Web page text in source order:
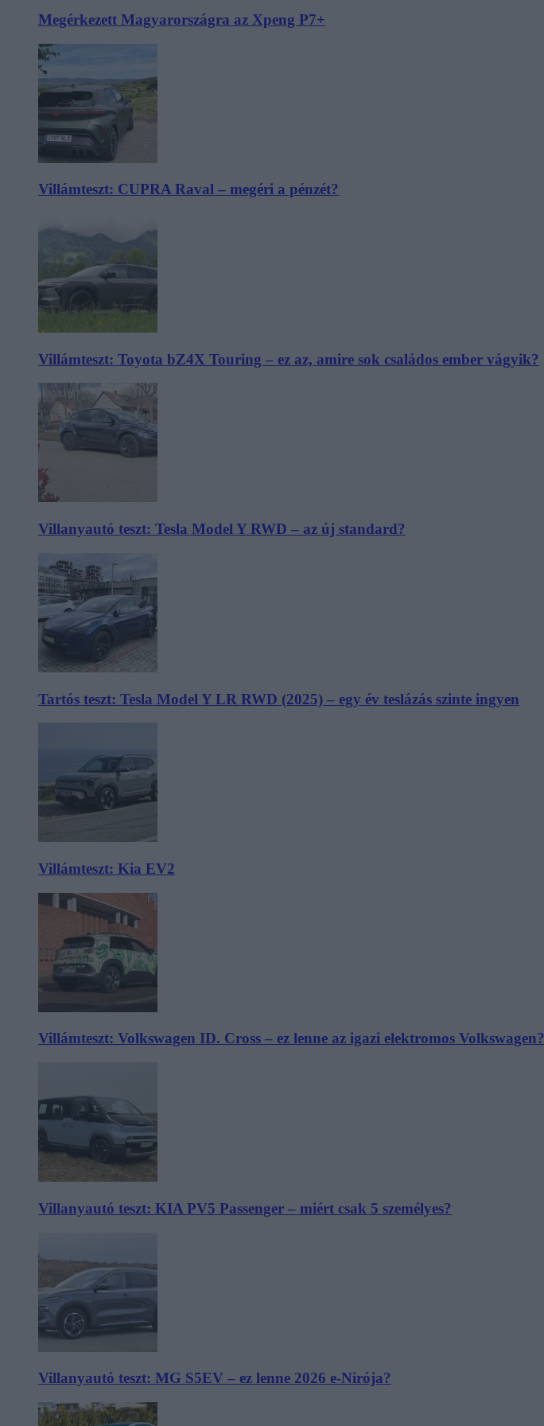
Megérkezett Magyarországra az Xpeng P7+
Villámteszt: CUPRA Raval – megéri a pénzét?
Villámteszt: Toyota bZ4X Touring – ez az, amire sok családos ember vágyik?
Villanyautó teszt: Tesla Model Y RWD – az új standard?
Tartós teszt: Tesla Model Y LR RWD (2025) – egy év teslázás szinte ingyen
Villámteszt: Kia EV2
Villámteszt: Volkswagen ID. Cross – ez lenne az igazi elektromos Volkswagen?
Villanyautó teszt: KIA PV5 Passenger – miért csak 5 személyes?
Villanyautó teszt: MG S5EV – ez lenne 2026 e-Nirója?